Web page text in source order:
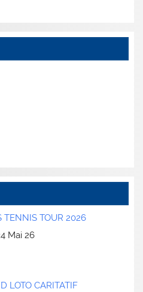
TENNIS TOUR 2026
Mai 26
LOTO CARITATIF